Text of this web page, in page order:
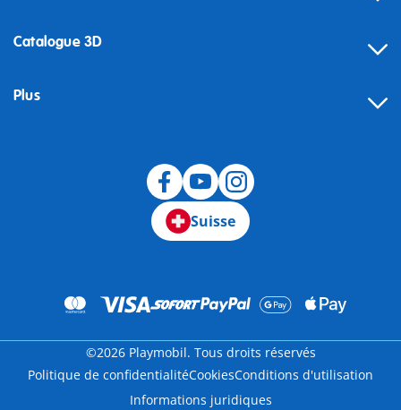
Catalogue 3D
Plus
Suisse
©2026 Playmobil. Tous droits réservés
Politique de confidentialitéCookiesConditions d'utilisation
Informations juridiques